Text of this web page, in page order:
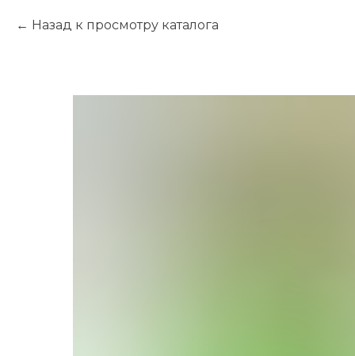
Назад к просмотру каталога